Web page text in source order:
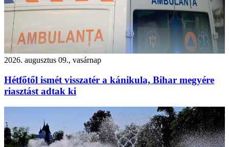
2026. augusztus 09., vasárnap
Hétfőtől ismét visszatér a kánikula, Bihar megyére
riasztást adtak ki